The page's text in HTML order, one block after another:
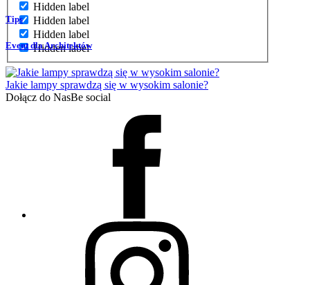
Hidden label
Hidden label
Hidden label
Hidden label
Tips
Event dla Architektów
Jakie lampy sprawdzą się w wysokim salonie?
Dołącz do NasBe social